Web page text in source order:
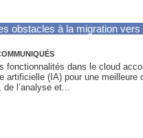
obstacles à la migration vers
fonctionnalités dans le cloud
artificielle (IA) pour une
de l’analyse et...